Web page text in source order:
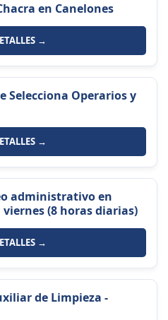
en Canelones
→
Operarios y
→
administrativo en
(8 horas diarias)
→
de Limpieza -